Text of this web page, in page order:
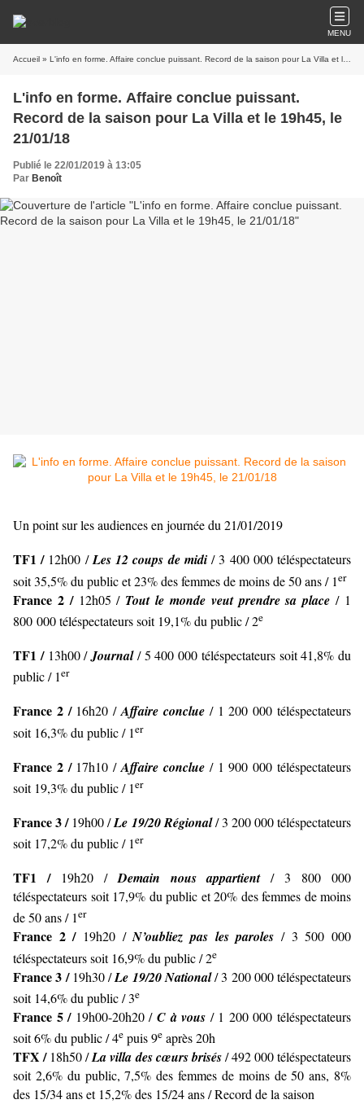
MENU
Accueil » L'info en forme. Affaire conclue puissant. Record de la saison pour La Villa et le 19h45, le 21/01/18
L'info en forme. Affaire conclue puissant.
Record de la saison pour La Villa et le 19h45, le
21/01/18
Publié le 22/01/2019 à 13:05
Par Benoît
Un point sur les audiences en journée du 21/01/2019
TF1 / 12h00 /Les 12 coups de midi/ 3 400 000 téléspectateurs
soit 35,5% du public et 23% des femmes de moins de 50 ans / 1er
France 2 / 12h05 / Tout le monde veut prendre sa place / 1
800 000 téléspectateurs soit 19,1% du public / 2e
TF1 / 13h00 /Journal/ 5 400 000 téléspectateurs soit 41,8% du
public / 1er
France 2 / 16h20 /Affaire conclue / 1 200 000 téléspectateurs
soit 16,3% du public / 1er
France 2 / 17h10 /Affaire conclue / 1 900 000 téléspectateurs
soit 19,3% du public / 1er
France 3 / 19h00 /Le 19/20 Régional/ 3 200 000 téléspectateurs
soit 17,2% du public / 1er
TF1 / 19h20 / Demain nous appartient/ 3 800 000
téléspectateurs soit 17,9% du public et 20% des femmes de moins
de 50 ans / 1er
France 2 / 19h20 /N’oubliez pas les paroles/ 3 500 000
téléspectateurs soit 16,9% du public / 2e
France 3 / 19h30 /Le 19/20 National/ 3 200 000 téléspectateurs
soit 14,6% du public / 3e
France 5 / 19h00-20h20 / C à vous / 1 200 000 téléspectateurs
soit 6% du public / 4e puis 9e après 20h
TFX / 18h50 /La villa des cœurs brisés/ 492 000 téléspectateurs
soit 2,6% du public, 7,5% des femmes de moins de 50 ans, 8%
des 15/34 ans et 15,2% des 15/24 ans / Record de la saison